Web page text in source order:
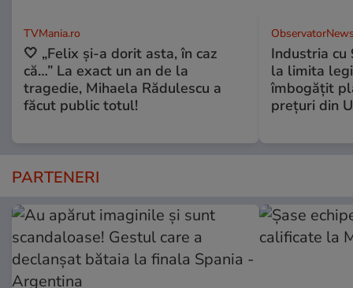
TVMania.ro
🤍 „Felix și-a dorit asta, în caz
că…” La exact un an de la
tragedie, Mihaela Rădulescu a
făcut public totul!
Industria
la limita
îmbogăţit
preţuri din
PARTENERI